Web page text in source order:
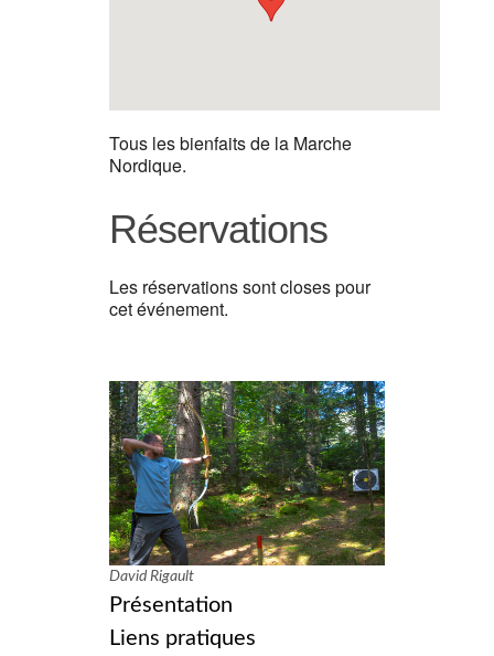
Tous les bienfaits de la Marche
Nordique.
Réservations
Les réservations sont closes pour
cet événement.
David Rigault
Présentation
Liens pratiques